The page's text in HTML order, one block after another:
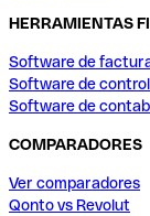
HERRAMIENTAS
Software de
Software de
Software de
COMPARADORES
Ver comparadores
Qonto vs Revolut